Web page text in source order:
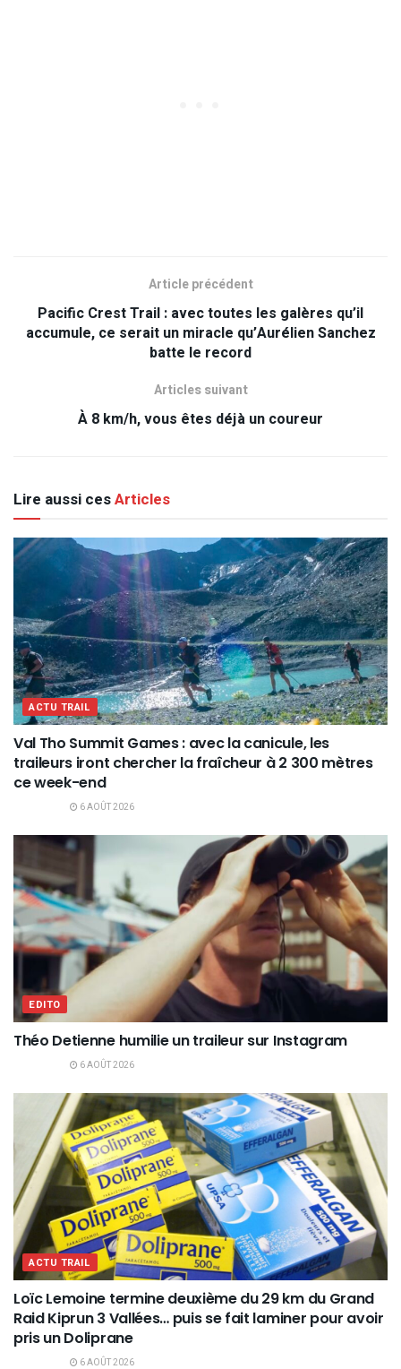
Article précédent
Pacific Crest Trail : avec toutes les galères qu’il
accumule, ce serait un miracle qu’Aurélien Sanchez
batte le record
Articles suivant
À 8 km/h, vous êtes déjà un coureur
Lire aussi cesArticles
ACTU TRAIL
Val Tho Summit Games : avec la canicule, les
traileurs iront chercher la fraîcheur à 2 300 mètres
ce week-end
6 AOÛT 2026
EDITO
Théo Detienne humilie un traileur sur Instagram
6 AOÛT 2026
ACTU TRAIL
Loïc Lemoine termine deuxième du 29 km du Grand
Raid Kiprun 3 Vallées… puis se fait laminer pour avoir
pris un Doliprane
6 AOÛT 2026